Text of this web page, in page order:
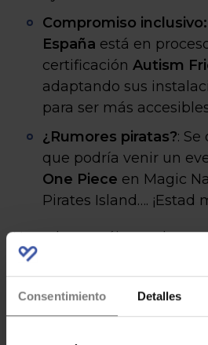
Consentimiento Detalles
Compromiso inclusivo:
España está en
certificación Autism
adaptando sus
para ser más
¿Rumores piratas?:
que podría venir un
One Piece en Magic
Pirates Island…. ¡Estad
¡No os lo penséis mucho
Pedid vuestro código, leed
¡a disfrutar del ahorro!
¿A cuál de estos hoteles